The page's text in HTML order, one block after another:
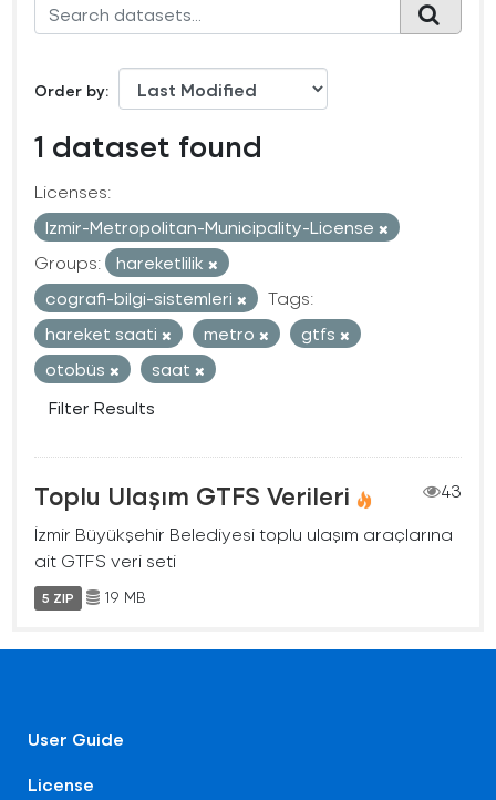
Order by
1 dataset found
Licenses:
Izmir-Metropolitan-Municipality-License
Groups:
hareketlilik
cografi-bilgi-sistemleri
Tags:
hareket saati
metro
gtfs
otobüs
saat
Filter Results
Toplu Ulaşım GTFS Verileri
43
İzmir Büyükşehir Belediyesi toplu ulaşım araçlarına
ait GTFS veri seti
5 ZIP 19 MB
User Guide
License